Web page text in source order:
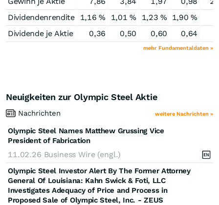
Dividendenrendite
1,16 % 1,01 % 1,23 %
1,90 %
Dividende je Aktie
0,36 0,50 0,60 0,64
mehr Fundamentaldaten »
Neuigkeiten zur Olympic Steel Aktie
Nachrichten weitere Nachrichten »
Olympic Steel Names Matthew Grussing Vice
President of Fabrication
11.02.26 Business Wire (engl.)
Olympic Steel Investor Alert By The Former Attorney
General Of Louisiana: Kahn Swick & Foti, LLC
Investigates Adequacy of Price and Process in
Proposed Sale of Olympic Steel, Inc. - ZEUS